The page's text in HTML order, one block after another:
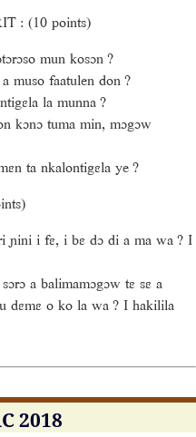
: (10 points)
mun kosɔn ?
muso faatulen don ?
la munna ?
kɔnɔ tuma min, mɔgɔw
ta nkalontigɛla ye ?
ɲini i fɛ, i bɛ dɔ di a ma wa ? I
a balimamɔgɔw tɛ sɛ a
dɛmɛ o ko la wa ? I hakilila
2018